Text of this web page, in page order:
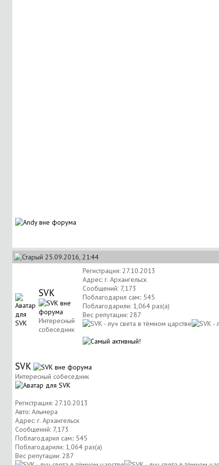
25.09.2016, 21:44
SVK
Интересный
собеседник
Регистрация: 27.10.2013
Адрес: г. Архангельск
Сообщений: 7,173
Поблагодарил сам:: 545
Поблагодарили: 1,064 раз(а)
Вес репутации: 287
SVK
Интересный собеседник
Регистрация: 27.10.2013
Авто: Альмера
Адрес: г. Архангельск
Сообщений: 7,173
Поблагодарил сам:: 545
Поблагодарили: 1,064 раз(а)
Вес репутации: 287